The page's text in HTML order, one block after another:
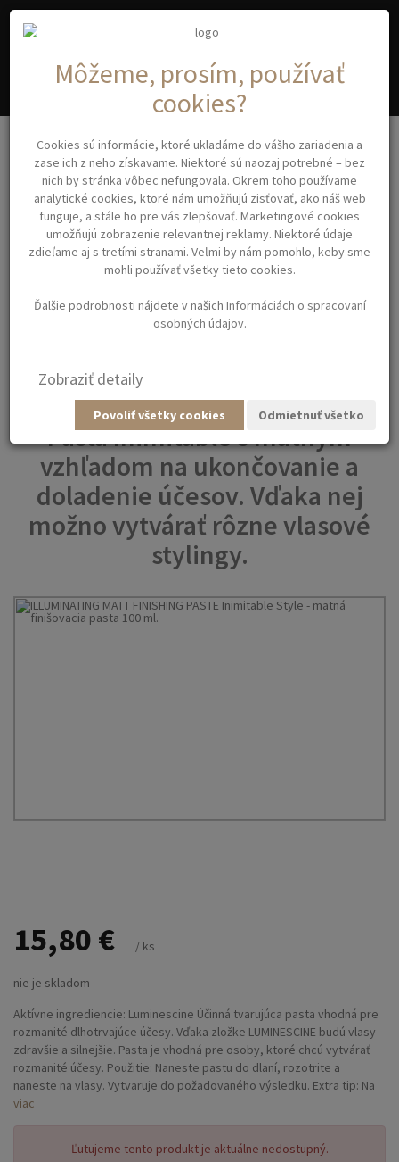
OSMETIC
ILLUMINATING MATT FINISHING PASTE Inimitable Style - matná
finišovacia pasta 100 ml.
ILLUMINATING MATT
FINISHING PASTE
INIMITABLE STYLE -
MATNÁ FINIŠOVACIA
PASTA 100 ML.
Pasta Inimitable s matným
vzhľadom na ukončovanie a
doladenie účesov. Vďaka nej
možno vytvárať rôzne vlasové
stylingy.
15,80 € / ks
nie je skladom
Aktívne ingrediencie: Luminescine Účinná tvarujúca pasta vhodná pre
rozmanité dlhotrvajúce účesy. Vďaka zložke LUMINESCINE budú vlasy
zdravšie a silnejšie. Pasta je vhodná pre osoby, ktoré chcú vytvárať
rozmanité účesy. Použitie: Naneste pastu do dlaní, rozotrite a
naneste na vlasy. Vytvaruje do požadovaného výsledku. Extra tip: Na
jemné vlasy používajte len malé množstvo, aby sa tak predišlo
viac
Ľutujeme tento produkt je aktuálne nedostupný.
Môžeme, prosím, používať
cookies?
Cookies sú informácie, ktoré ukladáme do vášho zariadenia a
zase ich z neho získavame. Niektoré sú naozaj potrebné – bez
nich by stránka vôbec nefungovala. Okrem toho používame
analytické cookies, ktoré nám umožňujú zisťovať, ako náš web
funguje, a stále ho pre vás zlepšovať. Marketingové cookies
umožňujú zobrazenie relevantnej reklamy. Niektoré údaje
zdieľame aj s tretími stranami. Veľmi by nám pomohlo, keby sme
mohli používať všetky tieto cookies.
Ďalšie podrobnosti nájdete v našich Informáciách o spracovaní
osobných údajov.
Zobraziť detaily
Povoliť všetky cookies Odmietnuť všetko